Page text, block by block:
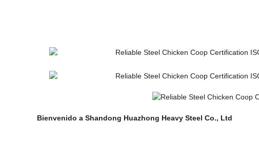
Bienvenido a Shandong Huazhong Heavy Steel Co., Ltd